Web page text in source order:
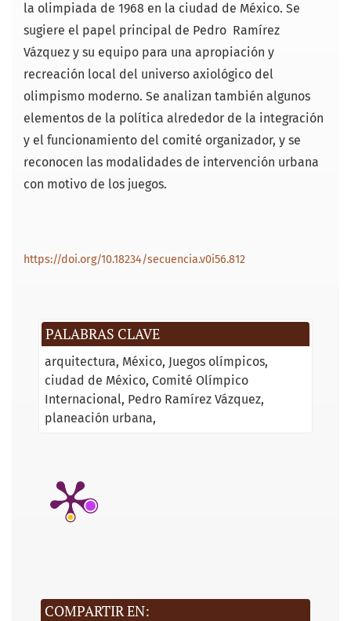
PALABRAS CLAVE
arquitectura México Juegos olímpicos
ciudad de México Comité Olímpico
Internacional Pedro Ramírez Vázquez
planeación urbana
COMPARTIR EN:
la olimpiada de 1968 en la ciudad de México. Se
sugiere el papel principal de Pedro Ramírez
Vázquez y su equipo para una apropiación y
recreación local del universo axiológico del
olimpismo moderno. Se analizan también algunos
elementos de la política alrededor de la integración
y el funcionamiento del comité organizador, y se
reconocen las modalidades de intervención urbana
con motivo de los juegos.
https://doi.org/10.18234/secuencia.v0i56.812